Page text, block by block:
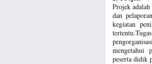
Projek
dan
kegiatan
mengetahui
peserta didik